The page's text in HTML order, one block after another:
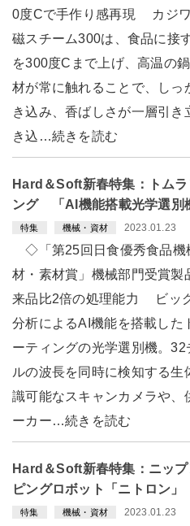
0度Cで手作り感再現 カジ
磁スチーム300は、食品に接
を300度Cまで上げ、高温の
材が常に触れることで、しっ
き込み、香ばしさが一層引き
き込…続きを読む
Hard＆Soft新春特集：トムラ
ング 「AI機能搭載光学選別
特集 機械・資材 2023.01.23
◇「第25回日食優秀食品機
材・素材賞」機械部門受賞
来品比2倍の処理能力 ビッ
分析によるAI機能を搭載した
ーティングの光学選別機。32
ルの波長を同時に検知する生
識可能なスキャンカメラや、
ーカー…続きを読む
Hard＆Soft新春特集：ニッ
ピングロボット「ニトロン」
特集 機械・資材 2023.01.23